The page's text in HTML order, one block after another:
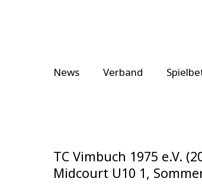
News Verband
TC Vimbuch 1975 e.V.
Midcourt U10 1,